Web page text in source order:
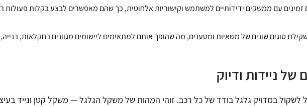
זמינים עם ממשקים ידידותיים למשתמש וקישוריות אלחוטית, כך שהם מאפשרים לבצע בקלות פעולות
סוגים שונים של משאיות ומטענים, מה שהופך אותם למתאימים ליישומים מגוונים בחקלאות,
ניידות ודיוק
לשקול במדויק גלגל בודד של כל רכב. זוהי המהות של משקל הגלגל — משקל קטן ונייד